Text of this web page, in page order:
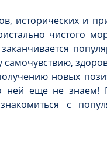
исторических и
чистого
самочувствию,
новых
еще не знаем!
с